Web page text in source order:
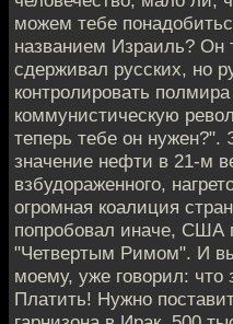
можем тебе
названием Израиль? Он
сдерживал русских, но
контролировать
коммунистическую
теперь тебе он нужен?".
значение нефти в 21-м
взбудораженного,
огромная коалиция
попробовал иначе, США
"Четвертым Римом". И
моему, уже говорил: что
Платить! Нужно